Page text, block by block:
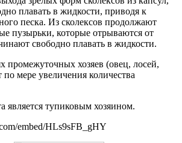
плавать в жидкости, приводя к
песка. Из сколексов продолжают
пузырьки, которые отрываются от
свободно плавать в жидкости.
промежуточных хозяев (овец, лосей,
по мере увеличения количества
является тупиковым хозяином.
embed/HLs9sFB_gHY